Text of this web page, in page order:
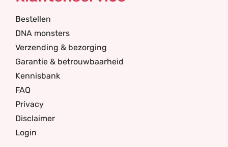
Bestellen
DNA monsters
Verzending & bezorging
Garantie & betrouwbaarheid
Kennisbank
FAQ
Privacy
Disclaimer
Login